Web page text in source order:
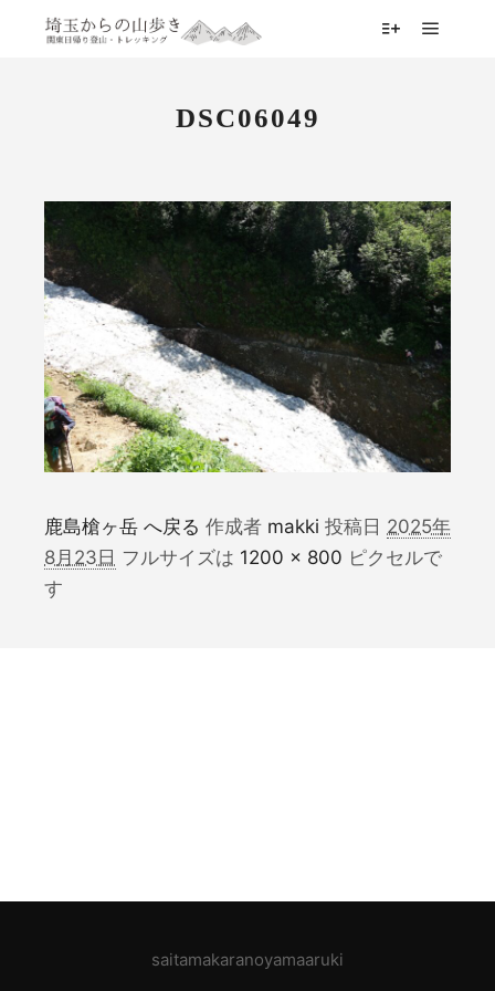
DSC06049
鹿島槍ヶ岳 へ戻る 作成者 makki 投稿日 2025年
8月23日 フルサイズは 1200 × 800 ピクセルで
す
saitamakaranoyamaaruki